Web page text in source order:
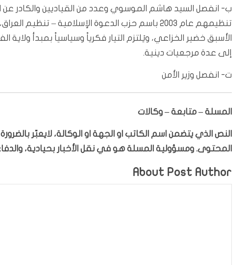
تنظيمهم عام 2003 باسم حزب الدعوة الإسلامية –
الأسبق خضير الخزاعي، ويَلتزم التيار فكرياً وسياسياً بمبدأ
إلى عدة مرجعيات دينية.
ت- انفصل وزير الأمن
المسلة – متابعة – وكالات
النص الذي يتضمن اسم الكاتب او الجهة او الوكالة، لايعبّر
المحتوى. ومسؤولية المسلة هو في نقل الأخبار بحيادية،
About Post Author